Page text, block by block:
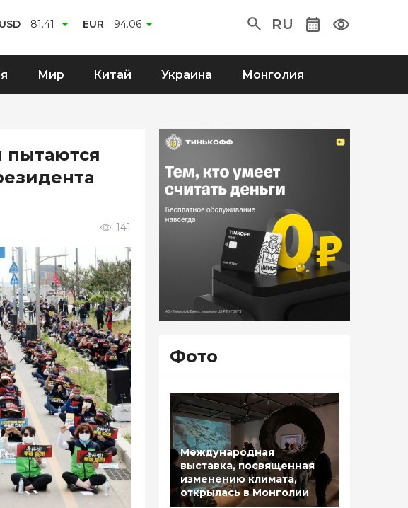
USD 81.41 EUR 94.06 RU
Мир Китай Украина Монголия
141
Фото
Международная
выставка, посвященная
изменению климата,
открылась в Монголии